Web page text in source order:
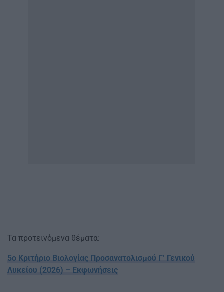
Τα προτεινόμενα θέματα:
5ο Κριτήριο Βιολογίας Προσανατολισμού Γ’ Γενικού
Λυκείου (2026) – Εκφωνήσεις